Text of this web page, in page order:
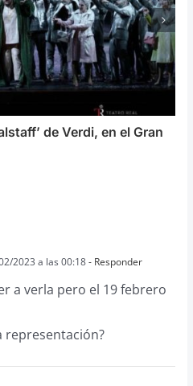
de Verdi, en el Gran
2023 a las 00:18- Responder
a verla pero el 19 febrero
representación?